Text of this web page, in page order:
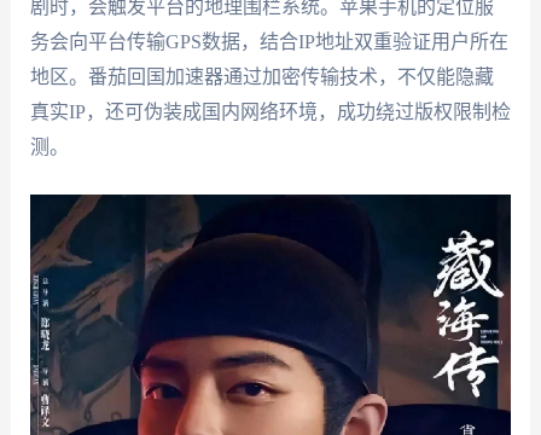
剧时，会触发平台的地理围栏系统。苹果手机的定位服
务会向平台传输GPS数据，结合IP地址双重验证用户所在
地区。番茄回国加速器通过加密传输技术，不仅能隐藏
真实IP，还可伪装成国内网络环境，成功绕过版权限制检
测。